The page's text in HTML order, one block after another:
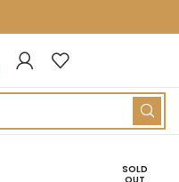
SOLD